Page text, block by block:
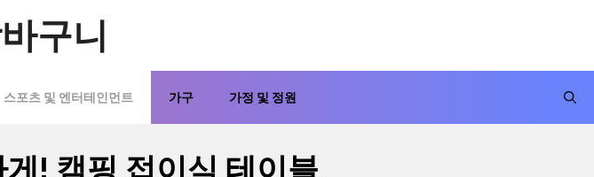
구니
스포츠 및 엔터테인먼트 가구 가정 및 정원
! 캠핑 접이식 테이블